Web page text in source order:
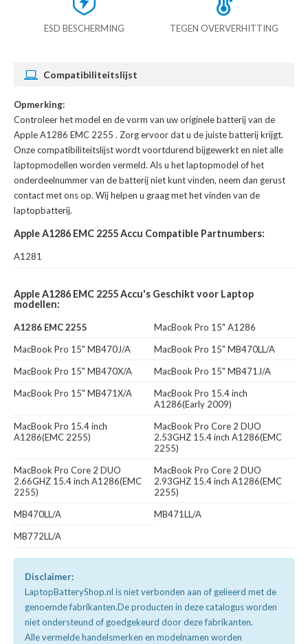
ESD BESCHERMING TEGEN OVERVERHITTING
Compatibiliteitslijst
Opmerking:
Controleer het model en de vorm van uw originele batterij van de
Apple A1286 EMC 2255 . Zorg ervoor dat u de juiste batterij krijgt.
Onze compatibiliteitslijst wordt voortdurend bijgewerkt en niet alle
laptopmodellen worden vermeld. Als u het laptopmodel of het
onderdeelnummer van de batterij niet kunt vinden, neem dan gerust
contact met ons op. Wij helpen u graag met het vinden van de
laptopbatterij.
Apple A1286 EMC 2255 Accu Compatible Partnumbers:
A1281
Apple A1286 EMC 2255 Accu's Geschikt voor Laptop
modellen:
A1286 EMC 2255
MacBook Pro 15" A1286
MacBook Pro 15" MB470J/A
MacBook Pro 15" MB470LL/A
MacBook Pro 15" MB470X/A
MacBook Pro 15" MB471J/A
MacBook Pro 15" MB471X/A
MacBook Pro 15.4 inch
A1286(Early 2009)
MacBook Pro 15.4 inch
A1286(EMC 2255)
MacBook Pro Core 2 DUO
2.53GHZ 15.4 inch A1286(EMC
2255)
MacBook Pro Core 2 DUO
2.66GHZ 15.4 inch A1286(EMC
2255)
MacBook Pro Core 2 DUO
2.93GHZ 15.4 inch A1286(EMC
2255)
MB470LL/A
MB471LL/A
MB772LL/A
Disclaimer:
LaptopBatteryShop.nl is niet verbonden aan of gelieerd met de
genoemde fabrikanten.De producten in deze catalogus worden
niet ondersteund of goedgekeurd door deze fabrikanten.
Alle vermelde handelsmerken en modelnamen worden